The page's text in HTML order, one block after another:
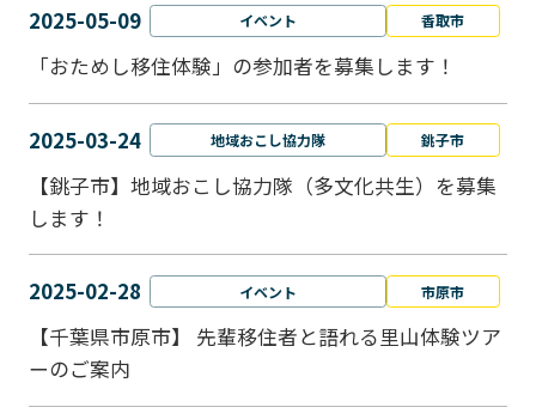
2025-05-09 イベント 香取市
「おためし移住体験」の参加者を募集します！
2025-03-24 地域おこし協力隊 銚子市
【銚子市】地域おこし協力隊（多文化共生）を募集
します！
2025-02-28 イベント 市原市
【千葉県市原市】 先輩移住者と語れる里山体験ツア
ーのご案内